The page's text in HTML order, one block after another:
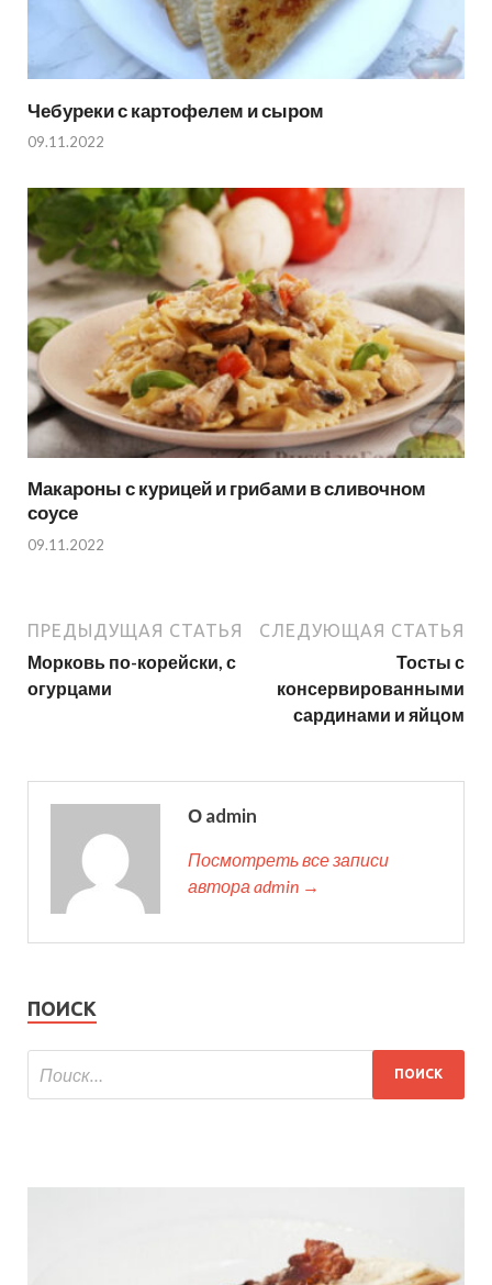
Чебуреки с картофелем и сыром
09.11.2022
Макароны с курицей и грибами в сливочном
соусе
09.11.2022
ПРЕДЫДУЩАЯ СТАТЬЯ
Морковь по-корейски, с
огурцами
СЛЕДУЮЩАЯ СТАТЬЯ
Тосты с
консервированными
сардинами и яйцом
О admin
Посмотреть все записи
автора admin →
ПОИСК